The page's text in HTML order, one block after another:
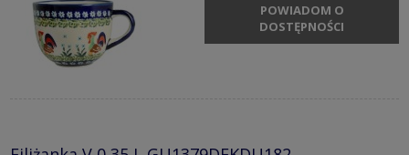
POWIADOM O
DOSTĘPNOŚCI